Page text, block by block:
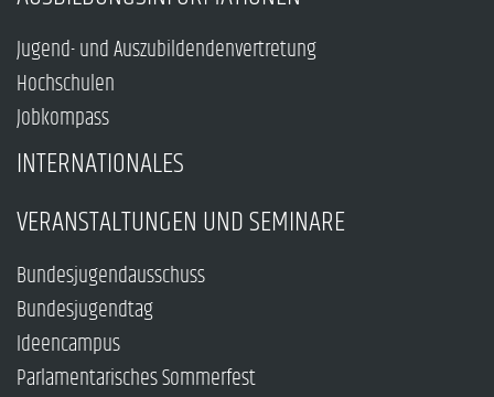
Jugend- und Auszubildendenvertretung
Hochschulen
Jobkompass
INTERNATIONALES
VERANSTALTUNGEN UND SEMINARE
Bundesjugendausschuss
Bundesjugendtag
Ideencampus
Parlamentarisches Sommerfest